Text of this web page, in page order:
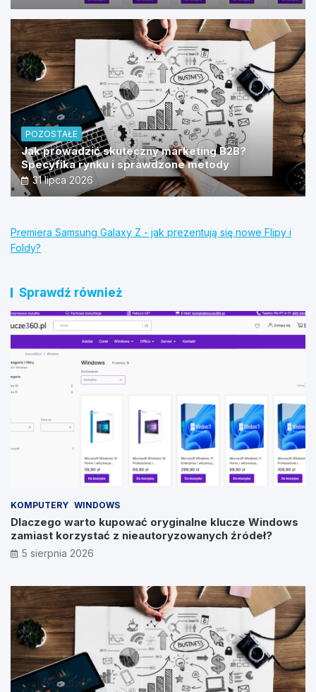
POZOSTAŁE
Jak prowadzić skuteczny marketing B2B?
Specyfika rynku i sprawdzone metody
31 lipca 2026
Premiera Samsung Galaxy Z - jak prezentują się nowe Flipy i
Foldy?
Sprawdź również
KOMPUTERY WINDOWS
Dlaczego warto kupować oryginalne klucze Windows
zamiast korzystać z nieautoryzowanych źródeł?
5 sierpnia 2026